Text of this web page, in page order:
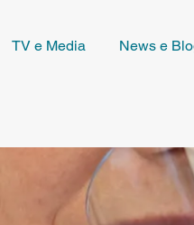
TV e Media News e